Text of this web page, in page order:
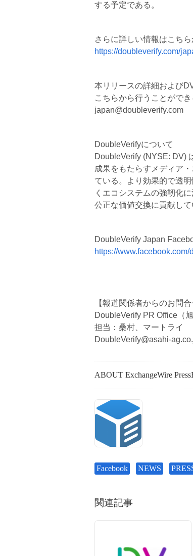
する予定である。
さらに詳しい情報はこちら
https://doubleverify.com/
本リリースの詳細および
こちらから行うことができ
japan@doubleverify.com
DoubleVerifyについて
DoubleVerify (NYSE: DV)
成果をもたらすメディア
ている。より効果的で透
くエコシステムの強靭化
公正な価値交換に貢献して
DoubleVerify Japan
https://www.facebook.com/
【報道関係者からのお問合
DoubleVerify PR Office（
担当：桑村、マートライ
DoubleVerify@asahi-
ABOUT ExchangeWire
Facebook NEWS
関連記事